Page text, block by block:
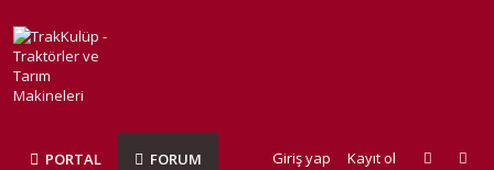
PORTAL FORUM Giriş yap Kayıt ol